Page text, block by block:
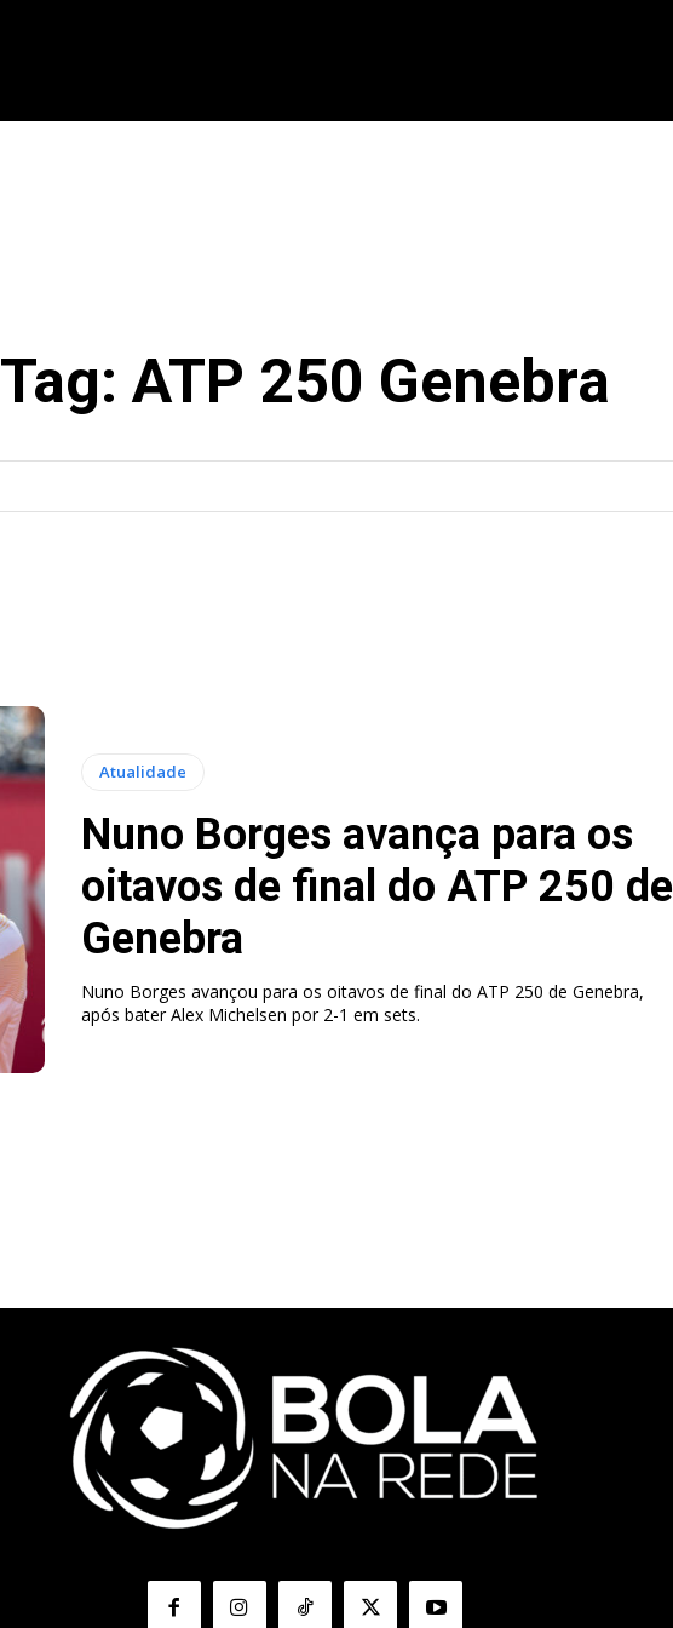
Tag:ATP 250 Genebra
Atualidade
Nuno Borges avança para os
oitavos de final do ATP 250 de
Genebra
Nuno Borges avançou para os oitavos de final do ATP 250 de Genebra,
após bater Alex Michelsen por 2-1 em sets.